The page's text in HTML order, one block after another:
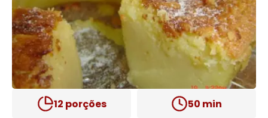
12 porções 50 min